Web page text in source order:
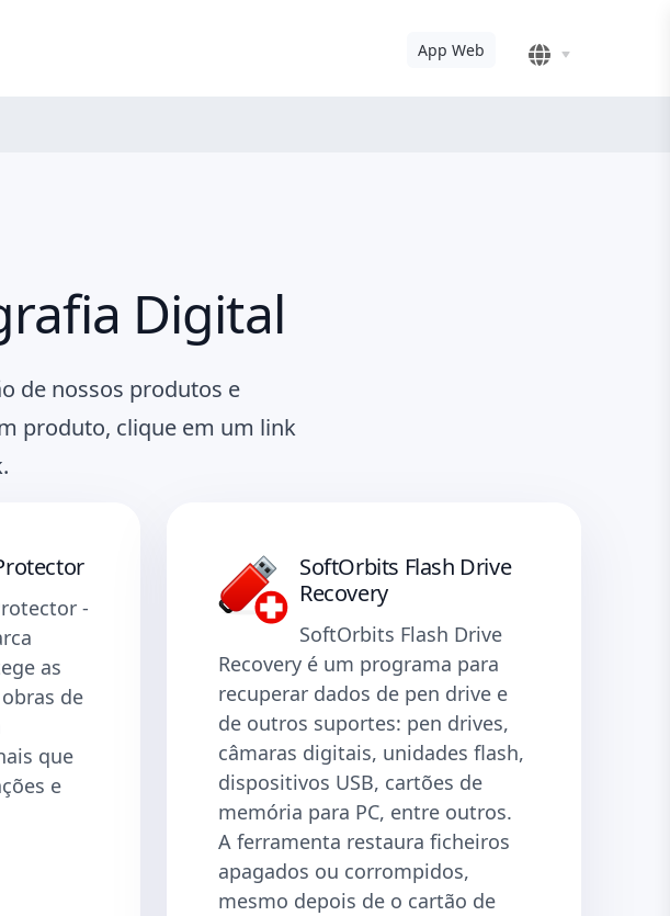
App Web
Digital
de nossos produtos e
produto, clique em um link
-
as
de
que
e
SoftOrbits Flash Drive
Recovery
SoftOrbits Flash Drive
Recovery é um programa para
recuperar dados de pen drive e
de outros suportes: pen drives,
câmaras digitais, unidades flash,
dispositivos USB, cartões de
memória para PC, entre outros.
A ferramenta restaura ficheiros
apagados ou corrompidos,
mesmo depois de o cartão de